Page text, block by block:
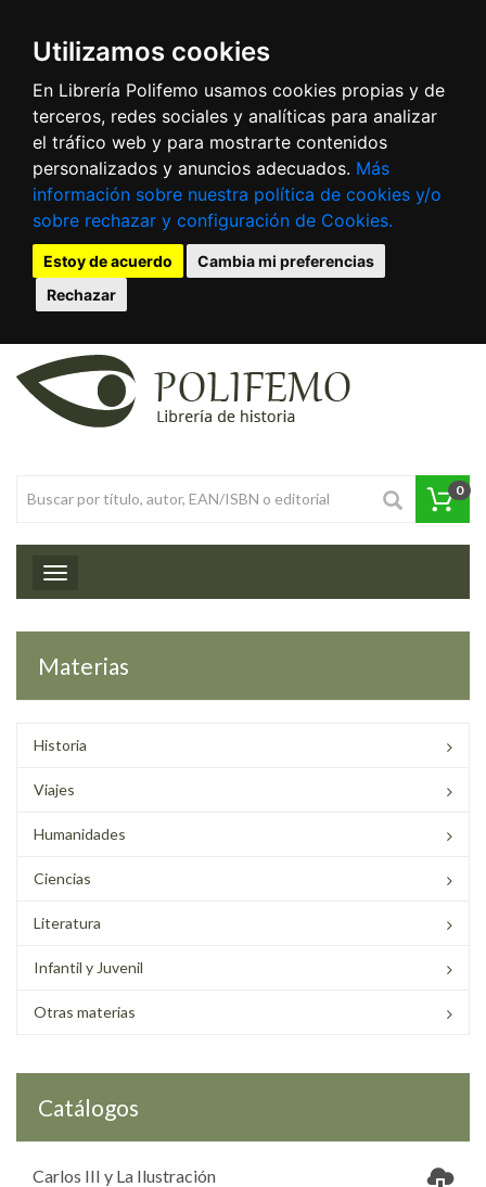
Utilizamos cookies
En Librería Polifemo usamos cookies propias y de
terceros, redes sociales y analíticas para analizar
el tráfico web y para mostrarte contenidos
personalizados y anuncios adecuados. Más
información sobre nuestra política de cookies y/o
sobre rechazar y configuración de Cookies.
Estoy de acuerdo
Cambia mi preferencias
Rechazar
0
Toggle navigation
Materias
Historia
Viajes
Humanidades
Ciencias
Literatura
Infantil y Juvenil
Otras materias
Catálogos
Carlos III y La Ilustración